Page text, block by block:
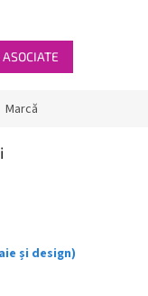
Marcă
și design)